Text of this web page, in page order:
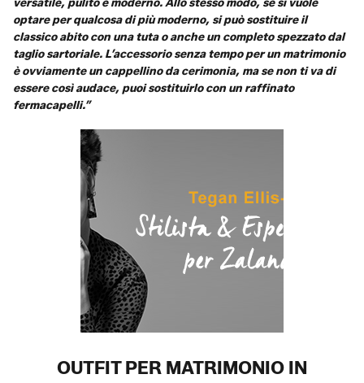
versatile, pulito e moderno. Allo stesso modo, se si vuole
optare per qualcosa di più moderno, si può sostituire il
classico abito con una tuta o anche un completo spezzato dal
taglio sartoriale. L’accessorio senza tempo per un matrimonio
è ovviamente un cappellino da cerimonia, ma se non ti va di
essere così audace, puoi sostituirlo con un raffinato
fermacapelli.”
OUTFIT PER MATRIMONIO IN